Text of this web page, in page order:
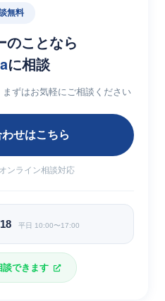
無料
のことなら
に相談
ずはお気軽にご相談ください
せはこちら
ンライン相談対応
平日 10:00〜17:00
できます